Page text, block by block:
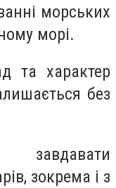
морських
морі.
та характер
без
завдавати
зокрема і з